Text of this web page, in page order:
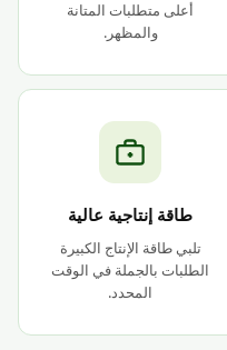
أعلى متطلبات المتانة
والمظهر.
طاقة إنتاجية عالية
تلبي طاقة الإنتاج الكبيرة
الطلبات بالجملة في الوقت
المحدد.